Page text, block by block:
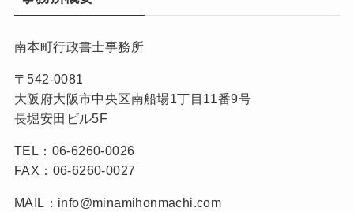
南本町行政書士事務所
〒542-0081
大阪府大阪市中央区南船場1丁目11番9号
長堀安田ビル5F
TEL：06-6260-0026
FAX：06-6260-0027
MAIL：info@minamihonmachi.com